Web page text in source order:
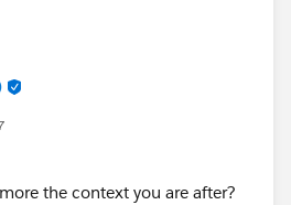
the context you are after?